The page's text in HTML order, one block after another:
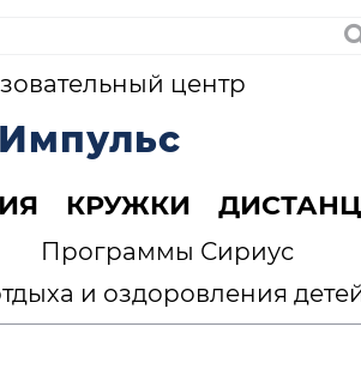
центр
Импульс
Программы Сириус
и оздоровления
КРУЖКИ